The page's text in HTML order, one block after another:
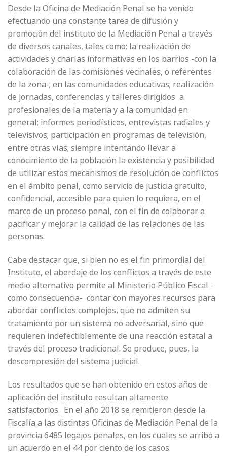
Desde la Oficina de Mediación Penal se ha venido
efectuando una constante tarea de difusión y
promoción del instituto de la Mediación Penal a través
de diversos canales, tales como: la realización de
actividades y charlas informativas en los barrios -con la
colaboración de las comisiones vecinales, o referentes
de la zona-; en las comunidades educativas; realización
de jornadas, conferencias y talleres dirigidos a
profesionales de la materia y a la comunidad en
general; informes periodísticos, entrevistas radiales y
televisivos; participación en programas de televisión,
entre otras vías; siempre intentando llevar a
conocimiento de la población la existencia y posibilidad
de utilizar estos mecanismos de resolución de conflictos
en el ámbito penal, como servicio de justicia gratuito,
confidencial, accesible para quien lo requiera, en el
marco de un proceso penal, con el fin de colaborar a
pacificar y mejorar la calidad de las relaciones de las
personas.
Cabe destacar que, si bien no es el fin primordial del
Instituto, el abordaje de los conflictos a través de este
medio alternativo permite al Ministerio Público Fiscal -
como consecuencia- contar con mayores recursos para
abordar conflictos complejos, que no admiten su
tratamiento por un sistema no adversarial, sino que
requieren indefectiblemente de una reacción estatal a
través del proceso tradicional. Se produce, pues, la
descompresión del sistema judicial.
Los resultados que se han obtenido en estos años de
aplicación del instituto resultan altamente
satisfactorios. En el año 2018 se remitieron desde la
Fiscalía a las distintas Oficinas de Mediación Penal de la
provincia 6485 legajos penales, en los cuales se arribó a
un acuerdo en el 44 por ciento de los casos.